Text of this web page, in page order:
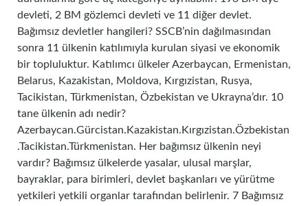
devleti, 2 BM gözlemci devleti ve 11 diğer devlet.
Bağımsız devletler hangileri? SSCB’nin dağılmasından
sonra 11 ülkenin katılımıyla kurulan siyasi ve ekonomik
bir topluluktur. Katılımcı ülkeler Azerbaycan, Ermenistan,
Belarus, Kazakistan, Moldova, Kırgızistan, Rusya,
Tacikistan, Türkmenistan, Özbekistan ve Ukrayna’dır. 10
tane ülkenin adı nedir?
Azerbaycan.Gürcistan.Kazakistan.Kırgızistan.Özbekistan
.Tacikistan.Türkmenistan. Her bağımsız ülkenin neyi
vardır? Bağımsız ülkelerde yasalar, ulusal marşlar,
bayraklar, para birimleri, devlet başkanları ve yürütme
yetkileri yetkili organlar tarafından belirlenir. 7 Bağımsız